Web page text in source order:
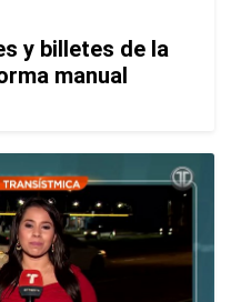
y billetes de la
manual